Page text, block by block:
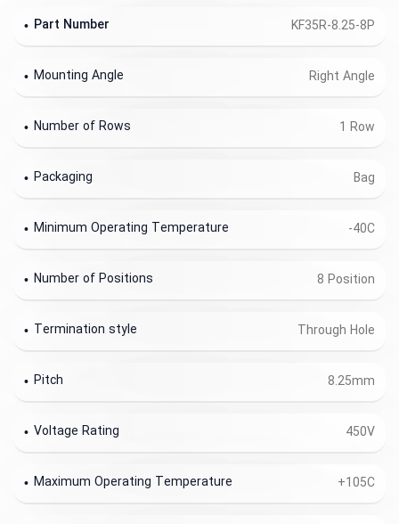
KF35R-8.25-8P
Part Number
Right Angle
Mounting Angle
1 Row
Number of Rows
Bag
Packaging
-40C
Minimum Operating Temperature
8 Position
Number of Positions
Through Hole
Termination style
8.25mm
Pitch
450V
Voltage Rating
+105C
Maximum Operating Temperature